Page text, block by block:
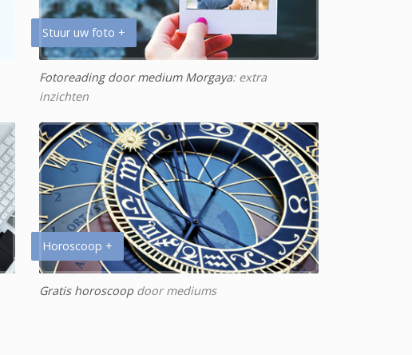
Stuur uw foto +
Fotoreading door medium Morgaya: extra
inzichten
Horoscoop +
Gratis horoscoopdoor mediums